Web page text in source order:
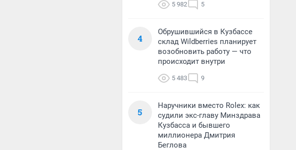
5 982 5
4
Обрушившийся в Кузбассе
склад Wildberries планирует
возобновить работу — что
происходит внутри
5 483 9
5
Наручники вместо Rolex: как
судили экс-главу Минздрава
Кузбасса и бывшего
миллионера Дмитрия
Беглова